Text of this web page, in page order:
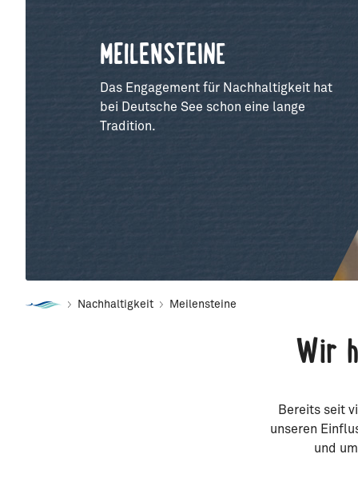
MEILENSTEINE
Das Engagement für Nachhaltigkeit hat
bei Deutsche See schon eine lange
Tradition.
Nachhaltigkeit Meilensteine
Wir
Bereits seit
unseren
und